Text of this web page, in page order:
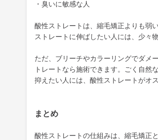
・臭いに敏感な人
酸性ストレートは、縮毛矯正よりも弱
ストレートに伸ばしたい人には、少々
ただ、ブリーチやカラーリングでダメ
トレートなら施術できます。ごく自然
抑えたい人には、酸性ストレートがオス
まとめ
酸性ストレートの仕組みは、縮毛矯正